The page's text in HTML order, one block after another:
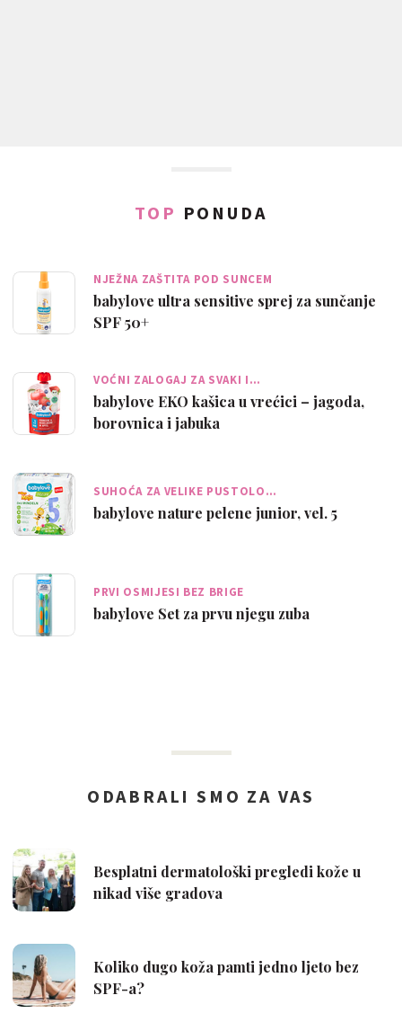
TOP PONUDA
NJEŽNA ZAŠTITA POD SUNCEM
babylove ultra sensitive sprej za sunčanje
SPF 50+
VOĆNI ZALOGAJ ZA SVAKI I…
babylove EKO kašica u vrećici – jagoda,
borovnica i jabuka
SUHOĆA ZA VELIKE PUSTOLO…
babylove nature pelene junior, vel. 5
PRVI OSMIJESI BEZ BRIGE
babylove Set za prvu njegu zuba